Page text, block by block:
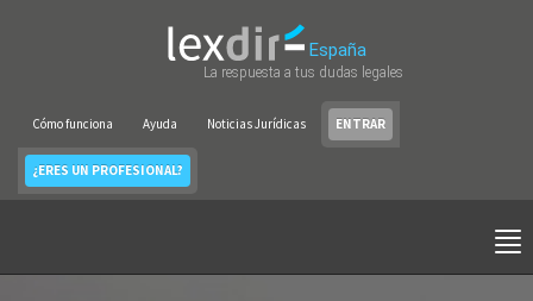
España
La respuesta a tus dudas legales
Cómo funciona Ayuda Noticias Jurídicas ENTRAR
¿ERES UN PROFESIONAL?